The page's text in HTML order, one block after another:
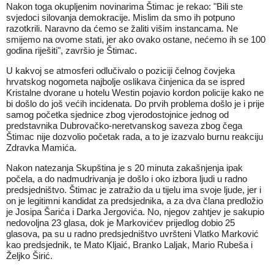
Nakon toga okupljenim novinarima Štimac je rekao: "Bili ste
svjedoci silovanja demokracije. Mislim da smo ih potpuno
razotkrili. Naravno da ćemo se žaliti višim instancama. Ne
smijemo na ovome stati, jer ako ovako ostane, nećemo ih se 100
godina riješiti", završio je Štimac.
U kakvoj se atmosferi odlučivalo o poziciji čelnog čovjeka
hrvatskog nogometa najbolje oslikava činjenica da se ispred
Kristalne dvorane u hotelu Westin pojavio kordon policije kako ne
bi došlo do još većih incidenata. Do prvih problema došlo je i prije
samog početka sjednice zbog vjerodostojnice jednog od
predstavnika Dubrovačko-neretvanskog saveza zbog čega
Štimac nije dozvolio početak rada, a to je izazvalo burnu reakciju
Zdravka Mamića.
Nakon natezanja Skupština je s 20 minuta zakašnjenja ipak
počela, a do nadmudrivanja je došlo i oko izbora ljudi u radno
predsjedništvo. Štimac je zatražio da u tijelu ima svoje ljude, jer i
on je legitimni kandidat za predsjednika, a za dva člana predložio
je Josipa Šarića i Darka Jergovića. No, njegov zahtjev je sakupio
nedovoljna 23 glasa, dok je Markovićev prijedlog dobio 25
glasova, pa su u radno predsjedništvo uvršteni Vlatko Marković
kao predsjednik, te Mato Kljaić, Branko Laljak, Mario Rubeša i
Željko Širić.